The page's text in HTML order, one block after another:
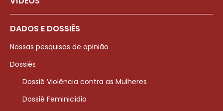
DADOS E DOSSIÊS
Nossas pesquisas de opinião
Dossiês
Dossiê Violência contra as Mulheres
Dossiê Feminicídio